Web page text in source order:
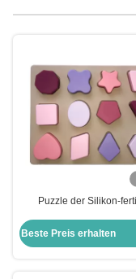
Puzzle der Silikon-
der Geometrie-3D
Beste Preis erhalten